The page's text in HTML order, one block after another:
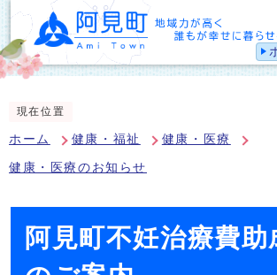
現在位置
ホーム 健康・福祉 健康・医療
健康・医療のお知らせ
阿見町不妊治療費助